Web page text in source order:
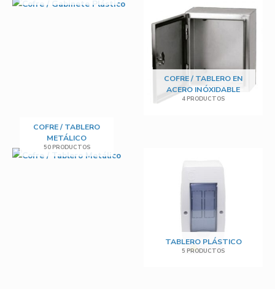
COFRE / TABLERO EN
ACERO INÓXIDABLE
4 PRODUCTOS
COFRE / TABLERO
METÁLICO
50 PRODUCTOS
TABLERO PLÁSTICO
5 PRODUCTOS